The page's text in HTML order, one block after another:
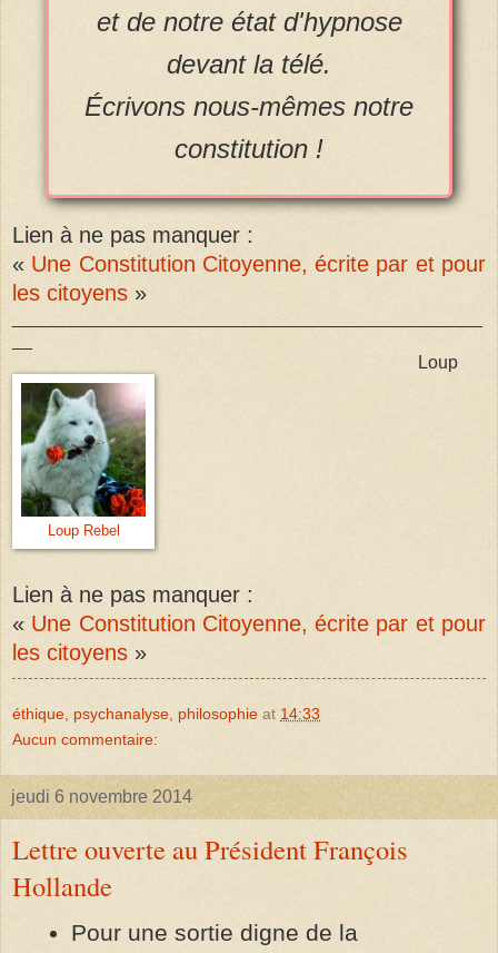
et de notre état d'hypnose
devant la télé.
Écrivons nous-mêmes notre
constitution !
Lien à ne pas manquer :
« Une Constitution Citoyenne, écrite par et pour
les citoyens »
Loup
Loup Rebel
Lien à ne pas manquer :
« Une Constitution Citoyenne, écrite par et pour
les citoyens »
éthique, psychanalyse, philosophie at 14:33
Aucun commentaire:
jeudi 6 novembre 2014
Lettre ouverte au Président François
Hollande
Pour une sortie digne de la